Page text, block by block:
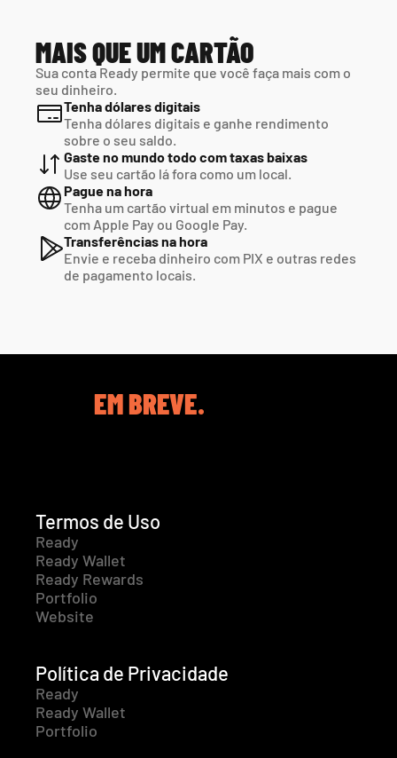
MAIS QUE UM CARTÃO
Sua conta Ready permite que você faça mais com o
seu dinheiro.
Tenha dólares digitais
Tenha dólares digitais e ganhe rendimento
sobre o seu saldo.
Gaste no mundo todo com taxas baixas
Use seu cartão lá fora como um local.
Pague na hora
Tenha um cartão virtual em minutos e pague
com Apple Pay ou Google Pay.
Transferências na hora
Envie e receba dinheiro com PIX e outras redes
de pagamento locais.
EM BREVE.
Termos de Uso
Ready
Ready Wallet
Ready Rewards
Portfolio
Website
Política de Privacidade
Ready
Ready Wallet
Portfolio